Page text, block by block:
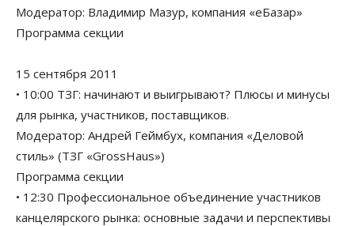
Модератор: Владимир Мазур, компания «еБазар»
Программа секции
15 сентября 2011
• 10:00 ТЗГ: начинают и выигрывают? Плюсы и минусы
для рынка, участников, поставщиков.
Модератор: Андрей Геймбух, компания «Деловой
стиль» (ТЗГ «GrossHaus»)
Программа секции
• 12:30 Профессиональное объединение участников
канцелярского рынка: основные задачи и перспективы